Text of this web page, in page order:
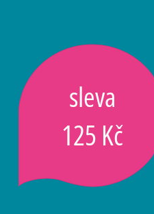
sleva
125 Kč